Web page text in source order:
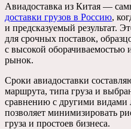
Авиадоставка из Китая —
доставки грузов в Россию,
и предсказуемый результат.
для срочных поставок,
с высокой оборачиваемостью
рынок.
Сроки авиадоставки
маршрута, типа груза и
сравнению с другими видами
позволяет минимизировать
груза и простоев бизнеса.